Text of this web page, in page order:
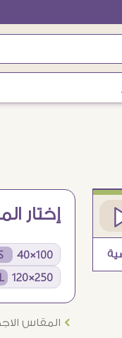
إختار
100×40 S
250×120 XL
Ö المقاس